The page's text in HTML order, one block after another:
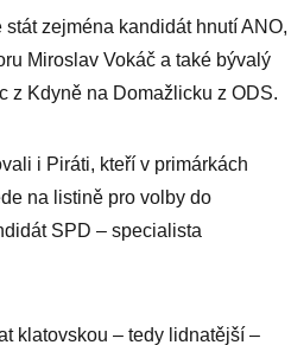
zejména kandidát hnutí ANO,
Miroslav Vokáč a také bývalý
z Kdyně na Domažlicku z ODS.
i Piráti, kteří v primárkách
na listině pro volby do
SPD – specialista
klatovskou – tedy lidnatější –